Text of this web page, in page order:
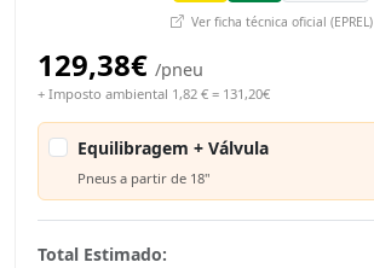
Ver ficha técnica oficial (EPREL)
129,38€ /pneu
+ Imposto ambiental 1,82 € = 131,20€
Equilibragem + Válvula
Pneus a partir de 18"
Total Estimado: